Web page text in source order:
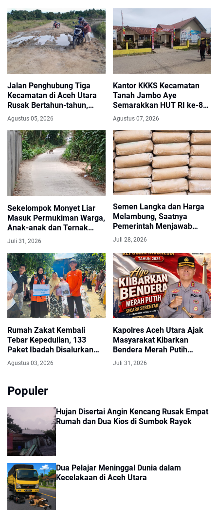
Jalan Penghubung Tiga
Kecamatan di Aceh Utara
Rusak Bertahun-tahun,
Warga Harapkan Perbaikan
Agustus 05, 2026
Kantor KKKS Kecamatan
Tanah Jambo Aye
Semarakkan HUT RI ke-81
dengan Umbul-Umbul dan
Agustus 07, 2026
Sekelompok Monyet Liar
Masuk Permukiman Warga,
Anak-anak dan Ternak
Dikhawatirkan Terancam
Juli 31, 2026
Semen Langka dan Harga
Melambung, Saatnya
Pemerintah Menjawab
Keresahan Masyarakat
Juli 28, 2026
Rumah Zakat Kembali
Tebar Kepedulian, 133
Paket Ibadah Disalurkan
untuk Warga Terdampak
Banjir
Agustus 03, 2026
Kapolres Aceh Utara Ajak
Masyarakat Kibarkan
Bendera Merah Putih
Selama Bulan Agustus
Juli 31, 2026
Populer
Hujan Disertai Angin Kencang Rusak Empat
Rumah dan Dua Kios di Sumbok Rayek
Dua Pelajar Meninggal Dunia dalam
Kecelakaan di Aceh Utara